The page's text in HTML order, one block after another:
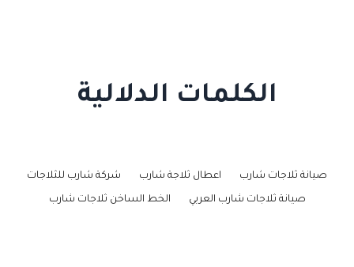
الكلمات الدلالية
صيانة ثلاجات شارب اعطال ثلاجة شارب شركة شارب للثلاجات
صيانة ثلاجات شارب العربي الخط الساخن ثلاجات شارب